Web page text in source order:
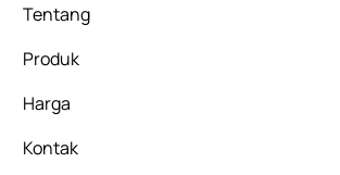
Tentang
Produk
Harga
Kontak